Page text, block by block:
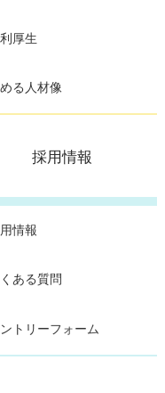
厚生
る人材像
採用情報
情報
ある質問
トリーフォーム